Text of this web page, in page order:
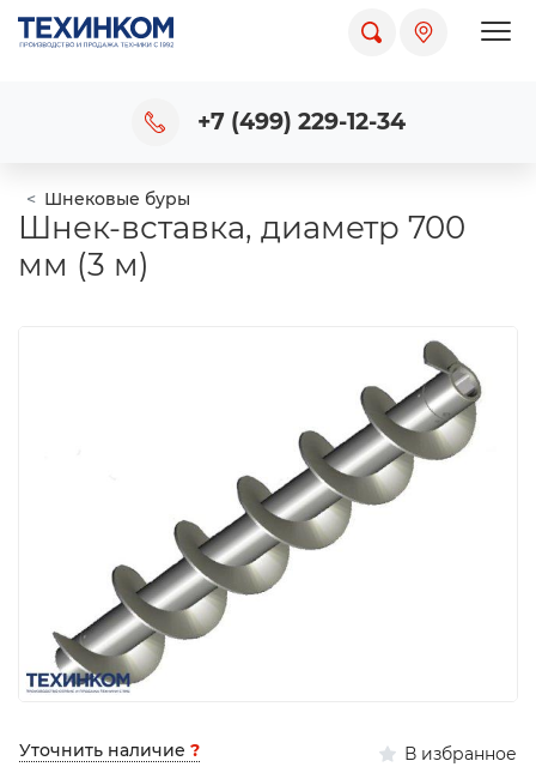
+7 (499) 229-12-34
Шнековые буры
Шнек-вставка, диаметр 700
мм (3 м)
Уточнить наличие ? В избранное